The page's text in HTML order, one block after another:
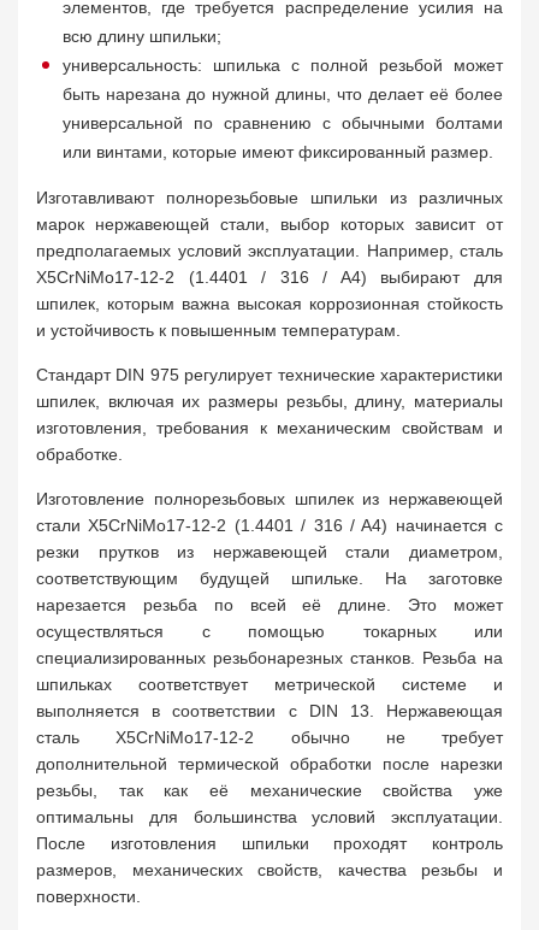
элементов, где требуется распределение усилия на
всю длину шпильки;
универсальность: шпилька с полной резьбой может
быть нарезана до нужной длины, что делает её более
универсальной по сравнению с обычными болтами
или винтами, которые имеют фиксированный размер.
Изготавливают полнорезьбовые шпильки из различных
марок нержавеющей стали, выбор которых зависит от
предполагаемых условий эксплуатации. Например, сталь
X5CrNiMo17-12-2 (1.4401 / 316 / A4) выбирают для
шпилек, которым важна высокая коррозионная стойкость
и устойчивость к повышенным температурам.
Стандарт DIN 975 регулирует технические характеристики
шпилек, включая их размеры резьбы, длину, материалы
изготовления, требования к механическим свойствам и
обработке.
Изготовление полнорезьбовых шпилек из нержавеющей
стали X5CrNiMo17-12-2 (1.4401 / 316 / A4) начинается с
резки прутков из нержавеющей стали диаметром,
соответствующим будущей шпильке. На заготовке
нарезается резьба по всей её длине. Это может
осуществляться с помощью токарных или
специализированных резьбонарезных станков. Резьба на
шпильках соответствует метрической системе и
выполняется в соответствии с DIN 13. Нержавеющая
сталь X5CrNiMo17-12-2 обычно не требует
дополнительной термической обработки после нарезки
резьбы, так как её механические свойства уже
оптимальны для большинства условий эксплуатации.
После изготовления шпильки проходят контроль
размеров, механических свойств, качества резьбы и
поверхности.